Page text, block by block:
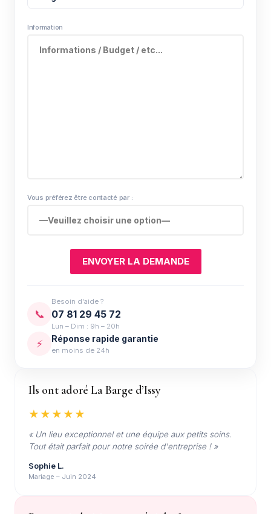
Information
Vous préférez être contacté par :
📞
Besoin d'aide ?
07 81 29 45 72
Lun – Dim : 9h – 20h
⚡ Réponse rapide garantie
en moins de 24h
Ils ont adoré La Barge d’Issy
★★★★★
« Un lieu exceptionnel et une équipe aux petits soins.
Tout était parfait pour notre soirée d'entreprise ! »
Sophie L.
Mariage – Juin 2024